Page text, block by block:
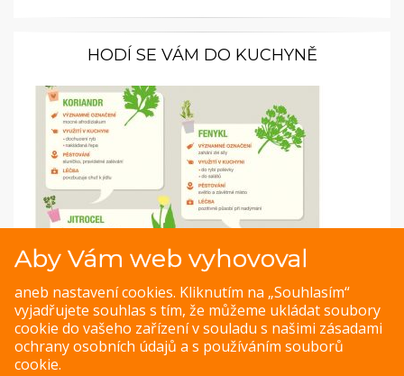
HODÍ SE VÁM DO KUCHYNĚ
Infografiky: Méně používané bylinky v kuchyni
Bylinky jsou skvělé nejen na ochucení pokrmů, ale využijete
jej i při léčbě nemocí.
Aby Vám web vyhovoval
aneb nastavení cookies. Kliknutím na „Souhlasím“
vyjadřujete souhlas s tím, že můžeme ukládat soubory
cookie do vašeho zařízení v souladu s našimi zásadami
ochrany osobních údajů a s používáním souborů
cookie.